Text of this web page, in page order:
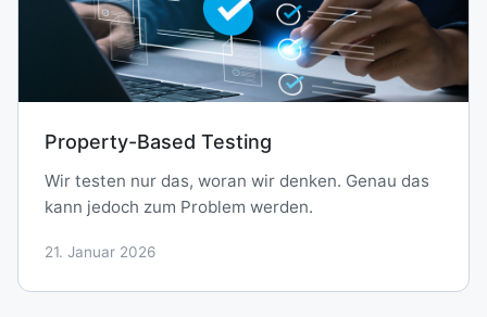
Property-Based Testing
Wir testen nur das, woran wir denken. Genau das
kann jedoch zum Problem werden.
21. Januar 2026